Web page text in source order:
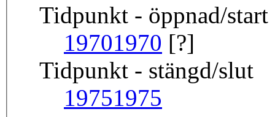
Tidpunkt - öppnad/start
19701970 [?]
Tidpunkt - stängd/slut
19751975